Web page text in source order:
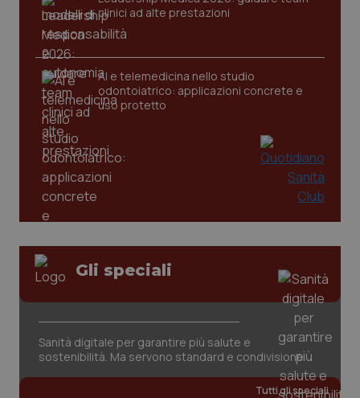
clinici ad alte prestazioni
AI e telemedicina nello studio
odontoiatrico: applicazioni concrete e
uso protetto
Gli speciali
Sanità digitale per garantire più salute e
sostenibilità. Ma servono standard e condivisione
Tutti gli speciali
tracking-sites-ironfish-
www.quotidianosanita.it
tracking-sites-ironfish-
www.quotidianosanita.it
_ga
Google LLC
.quotidianosanita.it
1